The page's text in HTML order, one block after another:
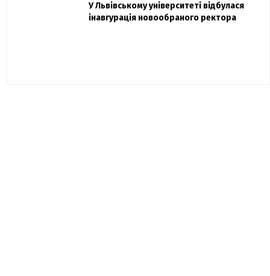
Павло Дак
Захисник "Азовсталі" Діанов вдруге
одружився та показав фото з весілля
У Львівському університеті відбулася
інавгурація новообраного ректора